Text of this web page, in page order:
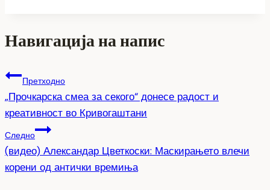
Навигација на напис
Претходно
„Прочкарска смеа за секого“ донесе радост и
креативност во Кривогаштани
Следно
(видео) Александар Цветкоски: Маскирањето влечи
корени од антички времиња